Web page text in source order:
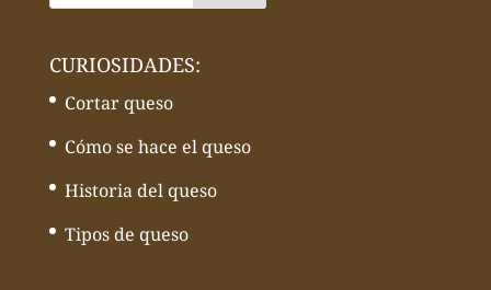
CURIOSIDADES:
Cortar queso
Cómo se hace el queso
Historia del queso
Tipos de queso